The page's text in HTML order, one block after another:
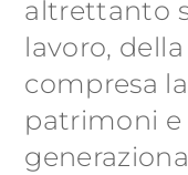
altrettanto
lavoro,
compresa
patrimoni e